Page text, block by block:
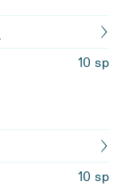
10 sp
10 sp